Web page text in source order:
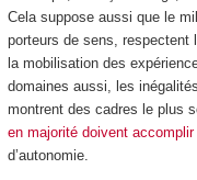
Cela suppose aussi que le
porteurs de sens, respectent
la mobilisation des
domaines aussi, les
montrent des cadres le plus
en majorité doivent
d’autonomie.